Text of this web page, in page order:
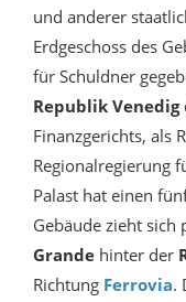
und anderer
Erdgeschoss des
für Schuldner
Republik Venedig
Finanzgerichts, als
Regionalregierung
Palast hat einen
Gebäude zieht sich
Grande hinter der
Richtung Ferrovia.